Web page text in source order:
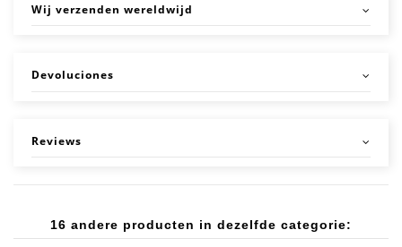
Wij verzenden wereldwijd
Devoluciones
Reviews
16 andere producten in dezelfde categorie: